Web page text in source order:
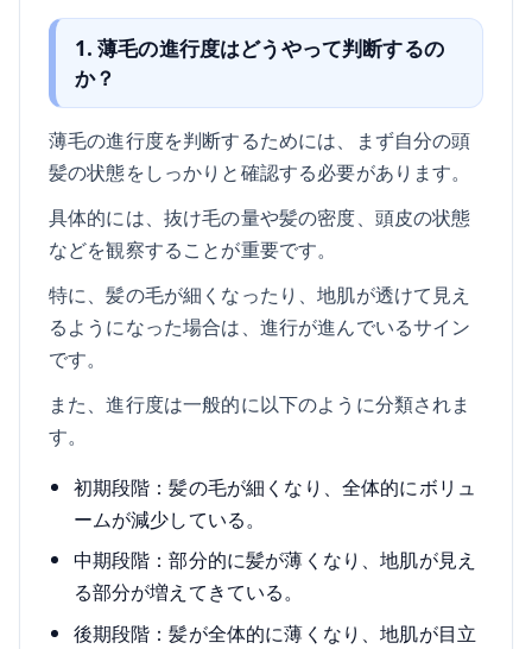
1. 薄毛の進行度はどうやって判断するの
か？
薄毛の進行度を判断するためには、まず自分の頭
髪の状態をしっかりと確認する必要があります。
具体的には、抜け毛の量や髪の密度、頭皮の状態
などを観察することが重要です。
特に、髪の毛が細くなったり、地肌が透けて見え
るようになった場合は、進行が進んでいるサイン
です。
また、進行度は一般的に以下のように分類されま
す。
初期段階：髪の毛が細くなり、全体的にボリュ
ームが減少している。
中期段階：部分的に髪が薄くなり、地肌が見え
る部分が増えてきている。
後期段階：髪が全体的に薄くなり、地肌が目立